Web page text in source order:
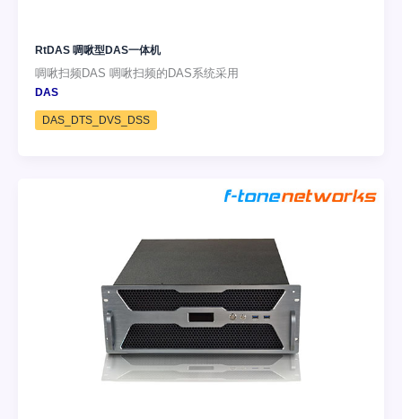
RtDAS 啁啾型DAS一体机
啁啾扫频DAS 啁啾扫频的DAS系统采用
DAS
DAS_DTS_DVS_DSS